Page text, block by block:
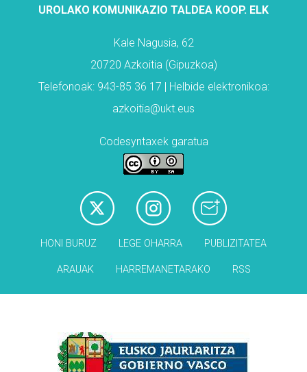
UROLAKO KOMUNIKAZIO TALDEA KOOP. ELK
Kale Nagusia, 62
20720 Azkoitia (Gipuzkoa)
Telefonoak: 943-85 36 17 | Helbide elektronikoa:
azkoitia@ukt.eus
Codesyntaxek garatua
HONI BURUZ LEGE OHARRA PUBLIZITATEA
ARAUAK HARREMANETARAKO RSS